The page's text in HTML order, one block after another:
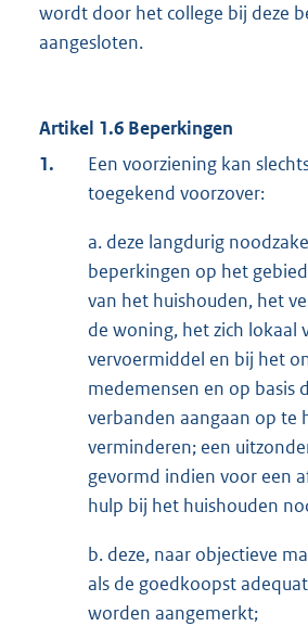
wordt door het college bij deze
aangesloten.
Artikel 1.6 Beperkingen
1.
Een voorziening kan
toegekend voorzover:
a. deze langdurig
beperkingen op het
van het huishouden, het
de woning, het zich lokaal
vervoermiddel en bij het
medemensen en op basis
verbanden aangaan op te
verminderen; een
gevormd indien voor een
hulp bij het huishouden
b. deze, naar objectieve
als de goedkoopst
worden aangemerkt;